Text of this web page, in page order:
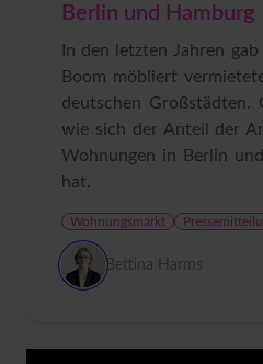
Berlin und Hamburg
In den letzten Jahren
Boom möbliert
deutschen Großstädten.
wie sich der Anteil der
Wohnungen in Berlin
hat.
Wohnungsmarkt
Bettina Harms